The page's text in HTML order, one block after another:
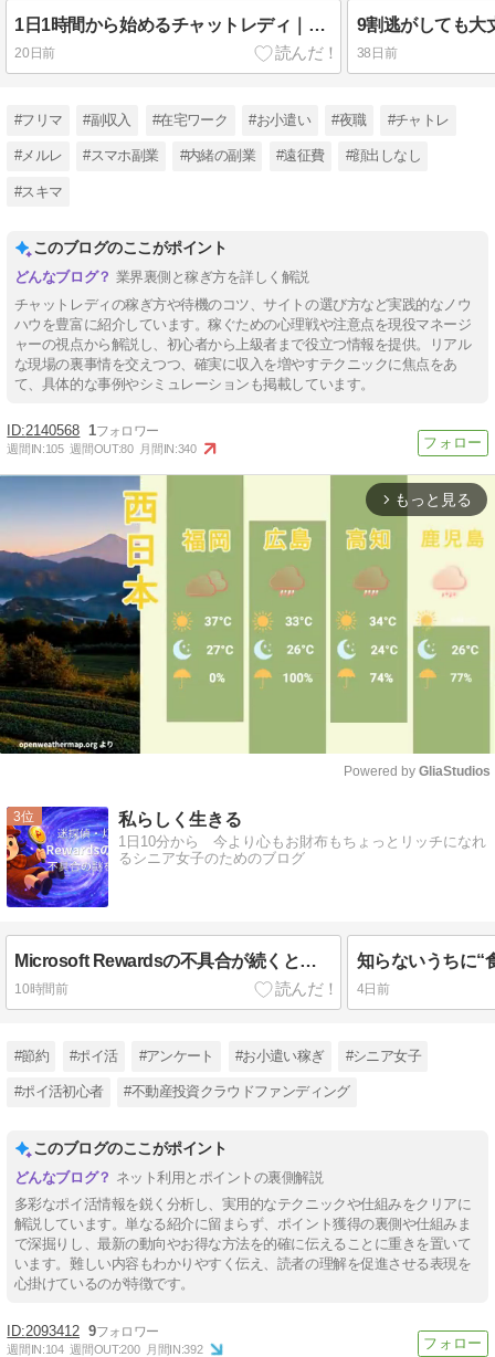
1日1時間から始めるチャットレディ｜スキマ時間の決め打ち両立術
20日前 38日前
#フリマ #副収入 #在宅ワーク #お小遣い #夜職 #チャトレ
#メルレ #スマホ副業 #内緒の副業 #遠征費 #顔出しなし
#スキマ
このブログのここがポイント
業界裏側と稼ぎ方を詳しく解説
チャットレディの稼ぎ方や待機のコツ、サイトの選び方など実践的なノウ
ハウを豊富に紹介しています。稼ぐための心理戦や注意点を現役マネージ
ャーの視点から解説し、初心者から上級者まで役立つ情報を提供。リアル
な現場の裏事情を交えつつ、確実に収入を増やすテクニックに焦点をあ
て、具体的な事例やシミュレーションも掲載しています。
2140568 1
週間IN:105 週間OUT:80 月間IN:340
arrow_forward_ios もっと見る
Powered by GliaStudios
3 私らしく生きる
1日10分から 今より心もお財布もちょっとリッチになれ
るシニア女子のためのブログ
Microsoft Rewardsの不具合が続くときに読んでほしいこと ──原因・対処法・わたしの体験まとめ──
10時間前 4日前
#節約 #ポイ活 #アンケート #お小遣い稼ぎ #シニア女子
#ポイ活初心者 #不動産投資クラウドファンディング
このブログのここがポイント
ネット利用とポイントの裏側解説
多彩なポイ活情報を鋭く分析し、実用的なテクニックや仕組みをクリアに
解説しています。単なる紹介に留まらず、ポイント獲得の裏側や仕組みま
で深掘りし、最新の動向やお得な方法を的確に伝えることに重きを置いて
います。難しい内容もわかりやすく伝え、読者の理解を促進させる表現を
心掛けているのが特徴です。
2093412 9
週間IN:104 週間OUT:200 月間IN:392